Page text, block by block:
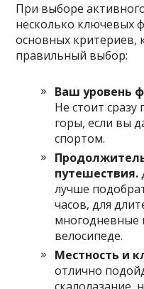
При выборе
несколько ключевых
основных критериев,
правильный выбор:
Ваш уровень
Не стоит сразу
горы, если вы
спортом.
путешествия.
лучше
часов, для
многодневные
велосипеде.
Местность и
отлично